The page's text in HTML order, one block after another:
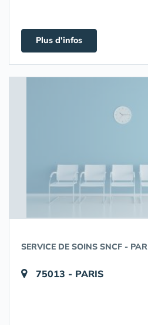
Plus d'infos
SERVICE DE SOINS SNCF -
75013 - PARIS